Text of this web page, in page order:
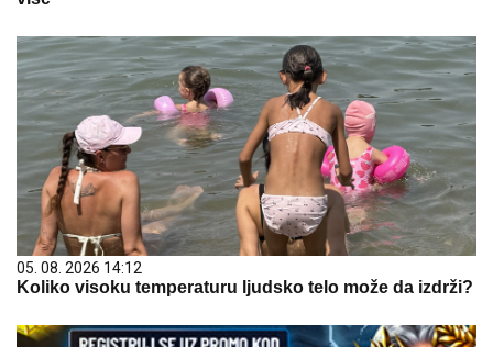
05. 08. 2026 14:12
Koliko visoku temperaturu ljudsko telo može da izdrži?